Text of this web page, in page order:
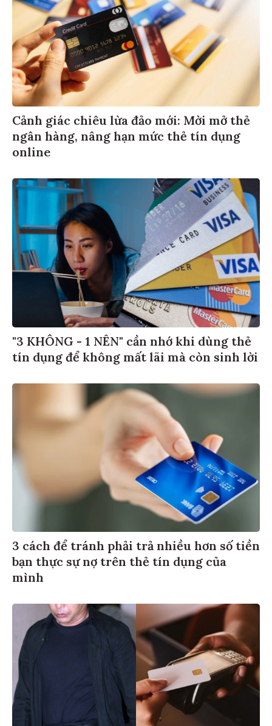
Cảnh giác chiêu lừa đảo mới: Mời mở thẻ
ngân hàng, nâng hạn mức thẻ tín dụng
online
"3 KHÔNG - 1 NÊN" cần nhớ khi dùng thẻ
tín dụng để không mất lãi mà còn sinh lời
3 cách để tránh phải trả nhiều hơn số tiền
bạn thực sự nợ trên thẻ tín dụng của
mình